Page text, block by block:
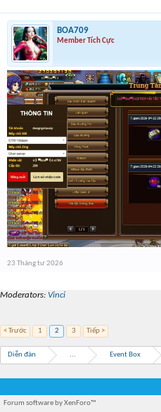
BOA709
Member Tích Cực
23 Tháng tư 2026
Moderators: Vinci
< Trước
1 2 3 Tiếp >
Diễn đàn ... Event Box
Forum software by XenForo™